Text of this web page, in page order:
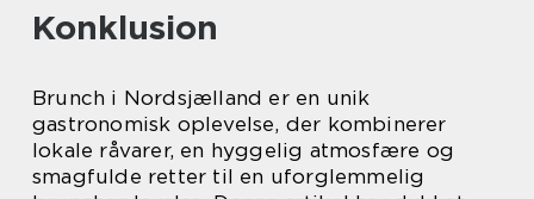
Konklusion
Brunch i Nordsjælland er en unik
gastronomisk oplevelse, der kombinerer
lokale råvarer, en hyggelig atmosfære og
smagfulde retter til en uforglemmelig